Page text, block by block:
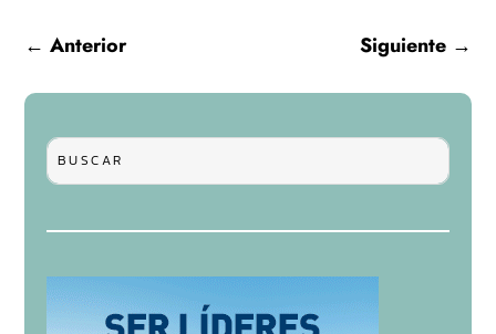
←Anterior Siguiente→